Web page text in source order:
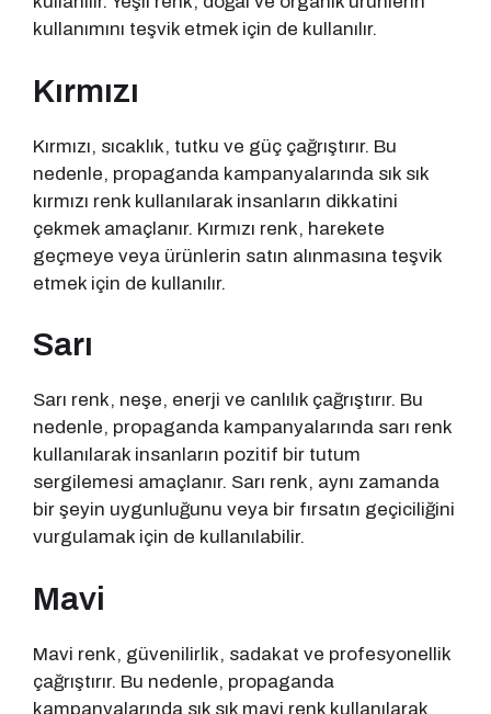
kullanımını teşvik etmek için de kullanılır.
Kırmızı
Kırmızı, sıcaklık, tutku ve güç çağrıştırır. Bu
nedenle, propaganda kampanyalarında sık sık
kırmızı renk kullanılarak insanların dikkatini
çekmek amaçlanır. Kırmızı renk, harekete
geçmeye veya ürünlerin satın alınmasına teşvik
etmek için de kullanılır.
Sarı
Sarı renk, neşe, enerji ve canlılık çağrıştırır. Bu
nedenle, propaganda kampanyalarında sarı renk
kullanılarak insanların pozitif bir tutum
sergilemesi amaçlanır. Sarı renk, aynı zamanda
bir şeyin uygunluğunu veya bir fırsatın geçiciliğini
vurgulamak için de kullanılabilir.
Mavi
Mavi renk, güvenilirlik, sadakat ve profesyonellik
çağrıştırır. Bu nedenle, propaganda
kampanyalarında sık sık mavi renk kullanılarak